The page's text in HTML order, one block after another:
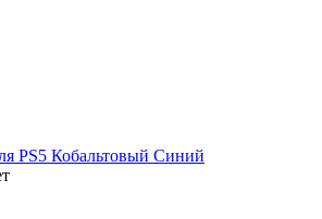
PS5 Кобальтовый Синий